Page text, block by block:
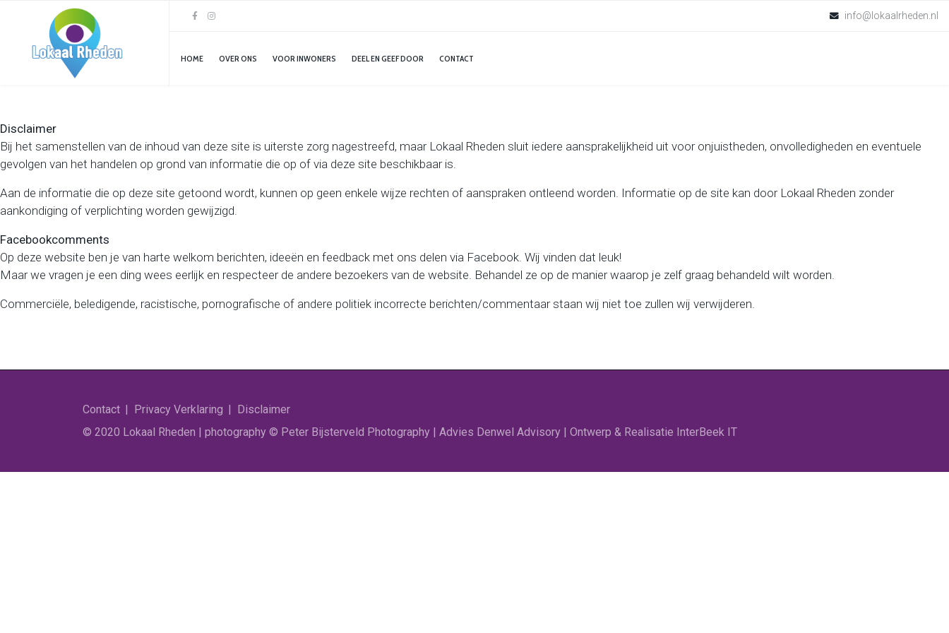
info@lokaalrheden.nl
HOME OVER ONS VOOR INWONERS DEEL EN GEEF DOOR CONTACT
Disclaimer
Bij het samenstellen van de inhoud van deze site is uiterste zorg nagestreefd, maar Lokaal Rheden sluit iedere aansprakelijkheid uit voor onjuistheden, onvolledigheden en eventuele
gevolgen van het handelen op grond van informatie die op of via deze site beschikbaar is.
Aan de informatie die op deze site getoond wordt, kunnen op geen enkele wijze rechten of aanspraken ontleend worden. Informatie op de site kan door Lokaal Rheden zonder
aankondiging of verplichting worden gewijzigd.
Facebookcomments
Op deze website ben je van harte welkom berichten, ideeën en feedback met ons delen via Facebook. Wij vinden dat leuk!
Maar we vragen je een ding wees eerlijk en respecteer de andere bezoekers van de website. Behandel ze op de manier waarop je zelf graag behandeld wilt worden.
Commerciële, beledigende, racistische, pornografische of andere politiek incorrecte berichten/commentaar staan wij niet toe zullen wij verwijderen.
Contact Privacy Verklaring
Disclaimer
© 2020 Lokaal Rheden | photography © Peter Bijsterveld Photography | Advies Denwel Advisory | Ontwerp & Realisatie InterBeek IT